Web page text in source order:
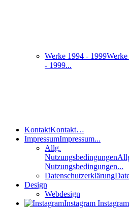
Werke 1994 - 1999
- 1999...
KontaktKontakt…
ImpressumImpressum...
Allg.
Nutzungsbedingungen
Nutzungsbedingungen...
Datenschutzerklärung
Design
Webdesign
Instagram